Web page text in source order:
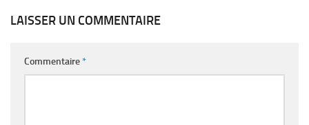
LAISSER UN COMMENTAIRE
Commentaire*